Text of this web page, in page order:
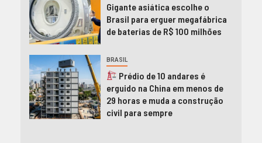
Gigante asiática escolhe o
Brasil para erguer megafábrica
de baterias de R$ 100 milhões
BRASIL
Prédio de 10 andares é
erguido na China em menos de
29 horas e muda a construção
civil para sempre